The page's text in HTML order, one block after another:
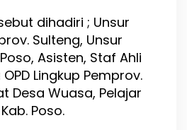
n
r
S
u
t
e
dihadiri ; Unsur
Sulteng, Unsur
Asisten, Staf Ahli
Lingkup Pemprov.
Desa Wuasa, Pelajar
Poso.